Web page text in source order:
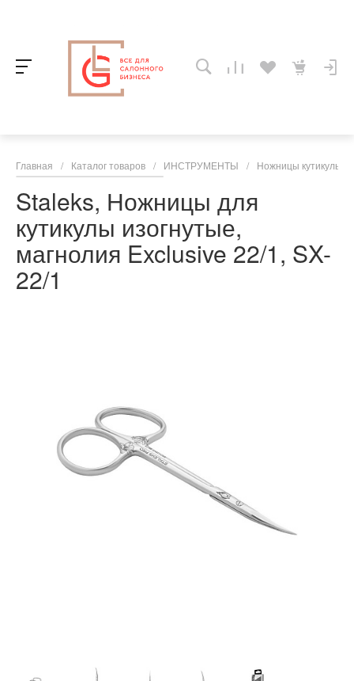
Главная / Каталог товаров / ИНСТРУМЕНТЫ / Ножницы
Staleks, Ножницы для
кутикулы изогнутые,
магнолия Exclusive 22/1, SX-
22/1